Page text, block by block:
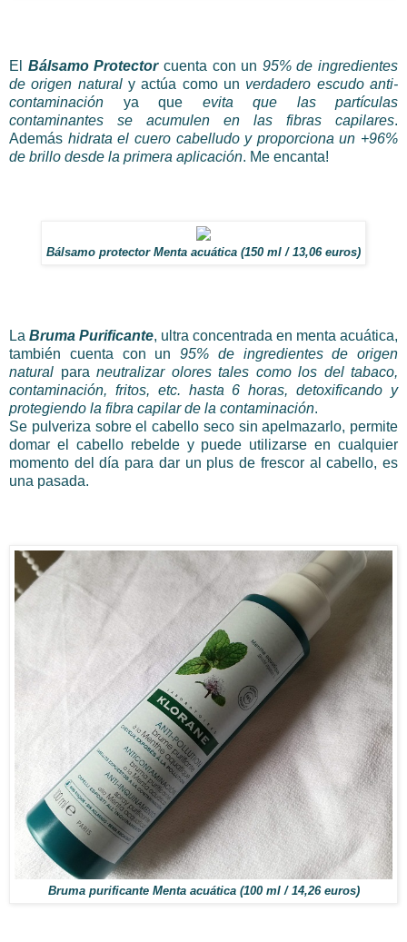
El Bálsamo Protectorcuenta con un 95% de ingredientes
de origen naturaly actúa como un verdadero escudo anti-
contaminación ya que evita que las partículas
contaminantes se acumulen en las fibras capilares.
Además hidrata el cuero cabelludo y proporciona un +96%
de brillo desde la primera aplicación. Me encanta!
Bálsamo protector Menta acuática (150 ml / 13,06 euros)
La Bruma Purificante, ultra concentrada en menta acuática,
también cuenta con un 95% de ingredientes de origen
natural para neutralizar olores tales como los del tabaco,
contaminación, fritos, etc. hasta 6 horas, detoxificando y
protegiendo la fibra capilar de la contaminación.
Se pulveriza sobre el cabello seco sin apelmazarlo, permite
domar el cabello rebelde y puede utilizarse en cualquier
momento del día para dar un plus de frescor al cabello, es
una pasada.
Bruma purificante Menta acuática (100 ml / 14,26 euros)